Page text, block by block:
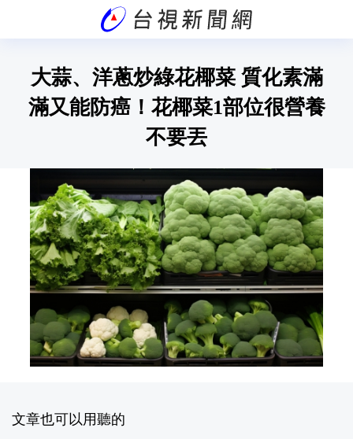
大蒜、洋蔥炒綠花椰菜 質化素滿
滿又能防癌！花椰菜1部位很營養
不要丟
文章也可以用聽的